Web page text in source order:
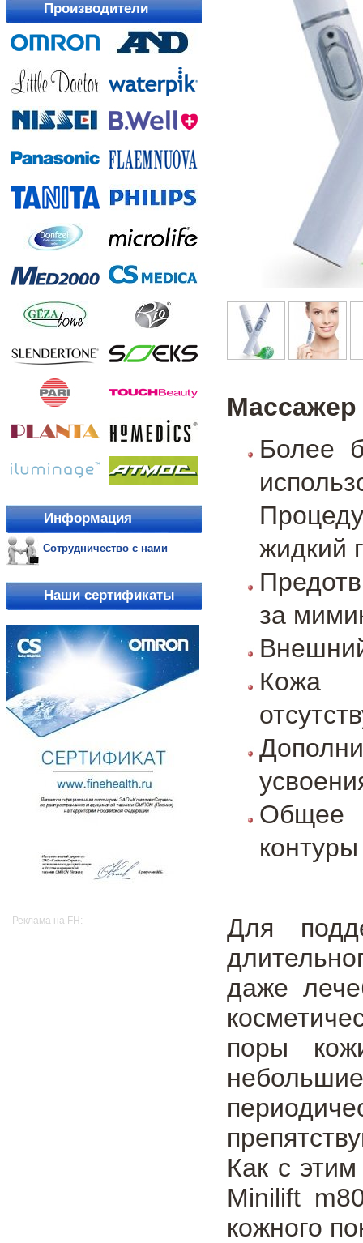
Производители
Информация
Сотрудничество с нами
Наши сертификаты
Реклама на FH:
Более
жидкий
за
Кожа
Общее
контуры
Для
даже
поры
Как с
Minilift
кожного